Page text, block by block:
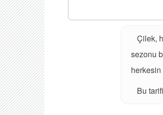
Çilek,
sezonu
Bu